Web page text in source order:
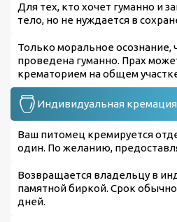
Для тех, кто хочет гуманно и
тело, но не нуждается в
Только моральное осознание,
проведена гуманно. Прах
крематорием на общем
Индивидуальная кремация
Ваш питомец кремируется
один. По желанию,
Возвращается владельцу в
памятной биркой. Срок обычно
дней.